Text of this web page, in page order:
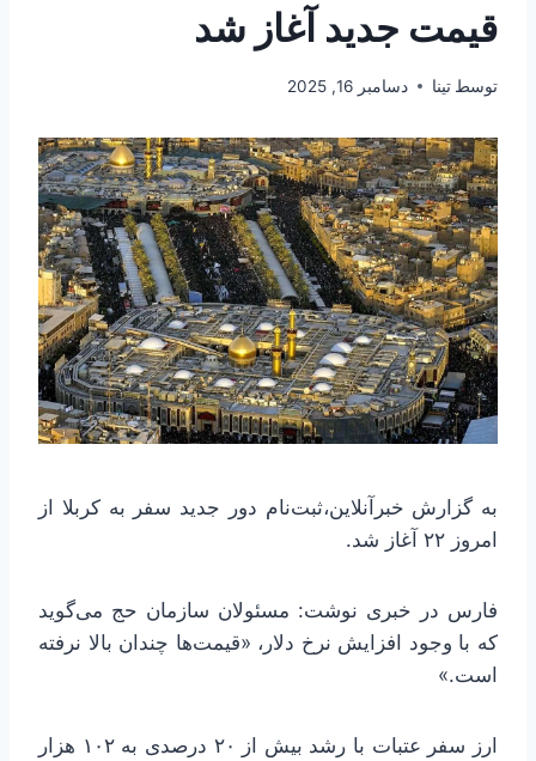
قیمت جدید آغاز شد
توسط تینا دسامبر 16, 2025
به گزارش خبرآنلاین،ثبت‌نام دور جدید سفر به کربلا از
امروز ۲۲ آغاز شد.
فارس در خبری نوشت: مسئولان سازمان حج می‌گوید
که با وجود افزایش نرخ دلار، «قیمت‌ها چندان بالا نرفته
است.»
ارز سفر عتبات با رشد بیش از ۲۰ درصدی به ۱۰۲ هزار